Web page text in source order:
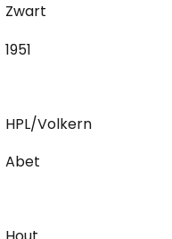
Zwart
1951
HPL/Volkern
Abet